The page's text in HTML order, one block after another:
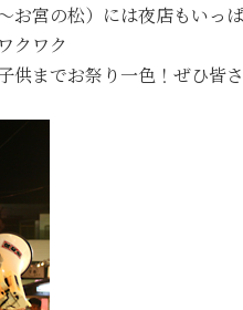
お宮の松）には夜店もい
クワク
供までお祭り一色！ぜひ